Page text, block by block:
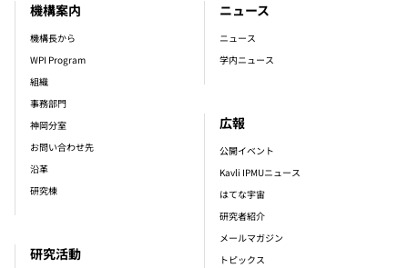
footer_main_menu
機構案内
機構長から
WPI Program
組織
事務部門
神岡分室
お問い合わせ先
沿革
研究棟
研究活動
ニュース
ニュース
学内ニュース
広報
公開イベント
Kavli IPMUニュース
はてな宇宙
研究者紹介
メールマガジン
トピックス